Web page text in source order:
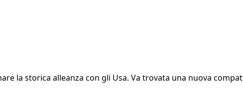
la storica alleanza con gli Usa. Va trovata una nuova